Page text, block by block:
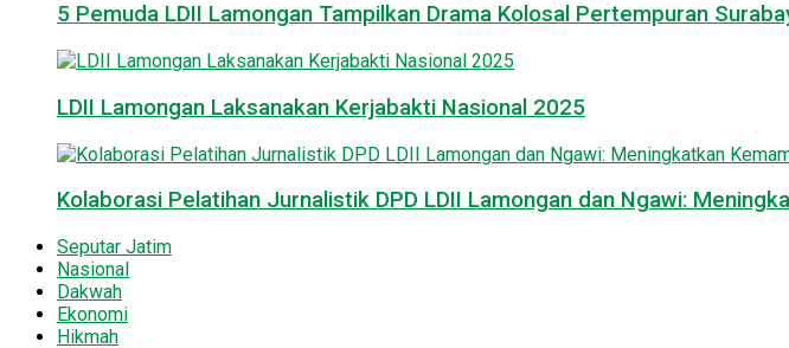
5 Pemuda LDII Lamongan Tampilkan Drama Kolosal Pertempuran
LDII Lamongan Laksanakan Kerjabakti Nasional 2025
Kolaborasi Pelatihan Jurnalistik DPD LDII Lamongan dan Ngawi:
Seputar Jatim
Nasional
Dakwah
Ekonomi
Hikmah